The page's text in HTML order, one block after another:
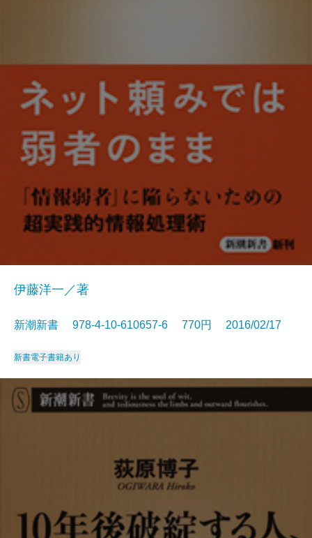
伊藤洋一／著
新潮新書 978-4-10-610657-6 770円 2016/02/17
新書電子書籍あり